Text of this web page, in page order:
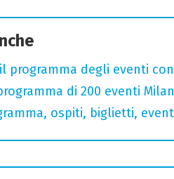
programma degli eventi
di 200 eventi
ospiti, biglietti,